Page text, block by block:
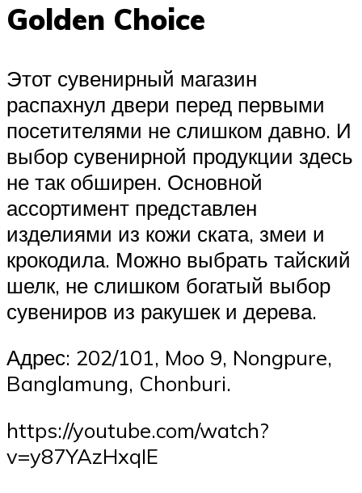
Golden Choice
Этот сувенирный магазин
распахнул двери перед первыми
посетителями не слишком давно. И
выбор сувенирной продукции здесь
не так обширен. Основной
ассортимент представлен
изделиями из кожи ската, змеи и
крокодила. Можно выбрать тайский
шелк, не слишком богатый выбор
сувениров из ракушек и дерева.
Адрес: 202/101, Moo 9, Nongpure,
Banglamung, Chonburi.
https://youtube.com/watch?
v=y87YAzHxqIE